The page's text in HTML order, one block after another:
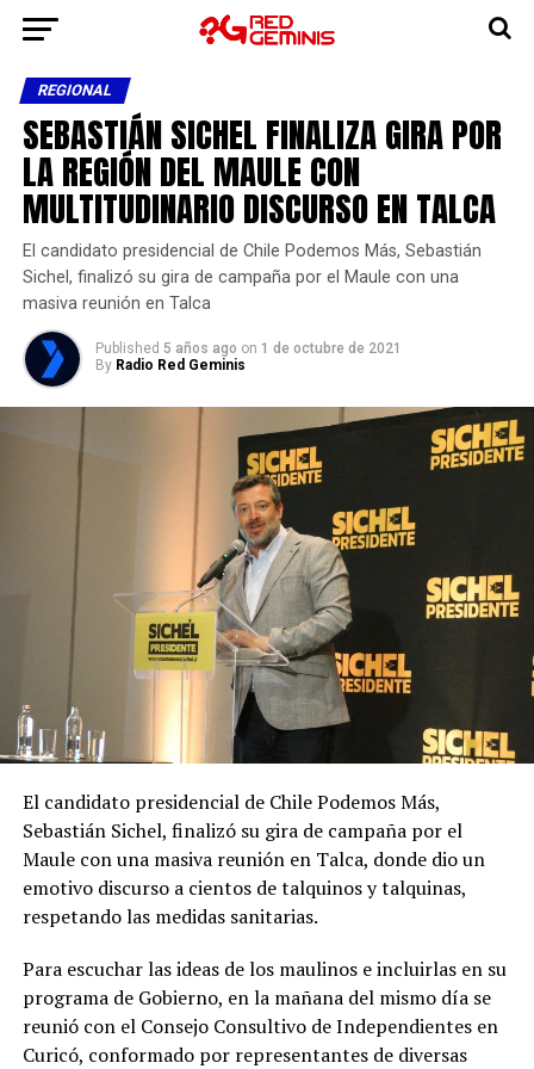
REGIONAL
SEBASTIÁN SICHEL FINALIZA GIRA POR
LA REGIÓN DEL MAULE CON
MULTITUDINARIO DISCURSO EN TALCA
El candidato presidencial de Chile Podemos Más, Sebastián
Sichel, finalizó su gira de campaña por el Maule con una
masiva reunión en Talca
Published 5 años ago on 1 de octubre de 2021
By Radio Red Geminis
El candidato presidencial de Chile Podemos Más,
Sebastián Sichel, finalizó su gira de campaña por el
Maule con una masiva reunión en Talca, donde dio un
emotivo discurso a cientos de talquinos y talquinas,
respetando las medidas sanitarias.
Para escuchar las ideas de los maulinos e incluirlas en su
programa de Gobierno, en la mañana del mismo día se
reunió con el Consejo Consultivo de Independientes en
Curicó, conformado por representantes de diversas